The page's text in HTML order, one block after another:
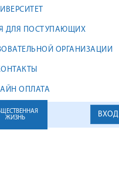
ДЛЯ ПОСТУПАЮЩИХ
ОРГАНИЗАЦИИ
ОПЛАТА
ВХОД
ЖИЗНЬ